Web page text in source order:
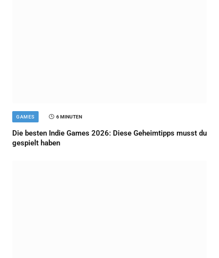
GAMES 6 MINUTEN
Die besten Indie Games 2026: Diese Geheimtipps musst du
gespielt haben